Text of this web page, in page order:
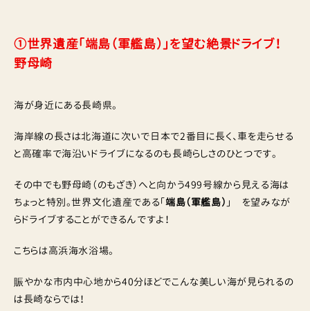
①世界遺産「端島（軍艦島）」を望む絶景ドライブ！
野母崎
海が身近にある長崎県。
海岸線の長さは北海道に次いで日本で2番目に長く、車を走らせる
と高確率で海沿いドライブになるのも長崎らしさのひとつです。
その中でも野母崎（のもざき）へと向かう499号線から見える海は
ちょっと特別。世界文化遺産である「端島（軍艦島） 」 を望みなが
らドライブすることができるんですよ！
こちらは高浜海水浴場。
賑やかな市内中心地から40分ほどでこんな美しい海が見られるの
は長崎ならでは！